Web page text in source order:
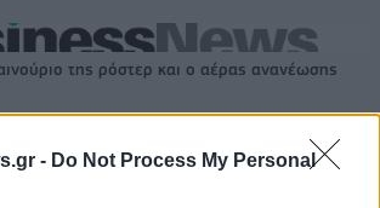
- Do Not Process My Personal
της ρόστερ και ο αέρας ανανέωσης
δηλώσεις
και